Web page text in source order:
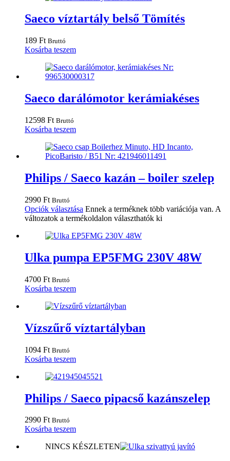
Saeco víztartály belső Tömítés
189 Ft Bruttó
Kosárba teszem
Saeco darálómotor kerámiakéses
12598 Ft Bruttó
Kosárba teszem
Philips / Saeco kazán – boiler szelep
2990 Ft Bruttó
Opciók választása Ennek a terméknek több variációja van. A
változatok a termékoldalon választhatók ki
Ulka pumpa EP5FMG 230V 48W
4700 Ft Bruttó
Kosárba teszem
Vízszűrő víztartályban
1094 Ft Bruttó
Kosárba teszem
Philips / Saeco pipacső kazánszelep
2990 Ft Bruttó
Kosárba teszem
NINCS KÉSZLETEN